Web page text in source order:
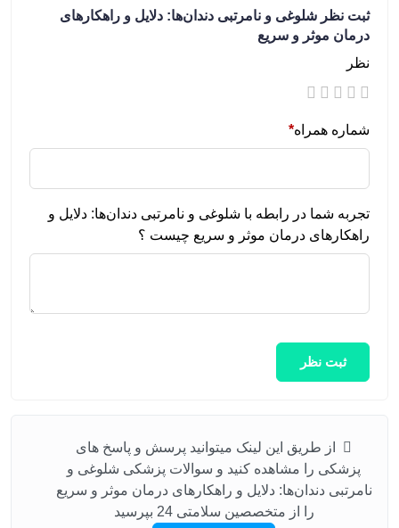
ثبت نظر شلوغی و نامرتبی دندان‌ها: دلایل و راهکارهای
درمان موثر و سریع
نظر
شماره همراه*
تجربه شما در رابطه با شلوغی و نامرتبی دندان‌ها: دلایل و
راهکارهای درمان موثر و سریع چیست ؟
ثبت نظر
از طریق این لینک میتوانید پرسش و پاسخ های
پزشکی را مشاهده کنید و سوالات پزشکی شلوغی و
نامرتبی دندان‌ها: دلایل و راهکارهای درمان موثر و سریع
را از متخصصین سلامتی 24 بپرسید